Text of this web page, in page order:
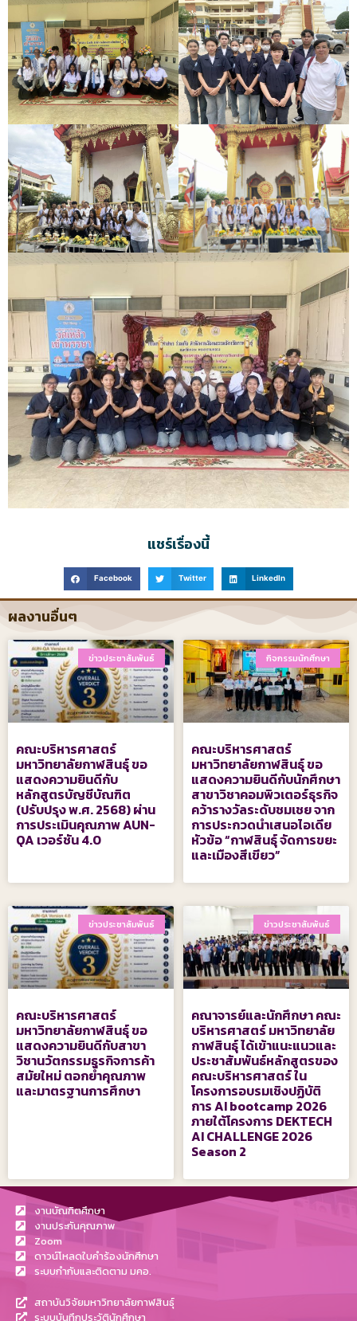
แชร์เรื่องนี้
Facebook Twitter LinkedIn
ผลงานอื่นๆ
ข่าวประชาสัมพันธ์
คณะบริหารศาสตร์
มหาวิทยาลัยกาฬสินธุ์ ขอ
แสดงความยินดีกับ
หลักสูตรบัญชีบัณฑิต
(ปรับปรุง พ.ศ. 2568) ผ่าน
การประเมินคุณภาพ AUN-
QA เวอร์ชัน 4.0
กิจกรรมนักศึกษา
คณะบริหารศาสตร์
มหาวิทยาลัยกาฬสินธุ์ ขอ
แสดงความยินดีกับนักศึกษา
สาขาวิชาคอมพิวเตอร์ธุรกิจ
คว้ารางวัลระดับชมเชย จาก
การประกวดนำเสนอไอเดีย
หัวข้อ “กาฬสินธุ์ จัดการขยะ
และเมืองสีเขียว”
ข่าวประชาสัมพันธ์
คณะบริหารศาสตร์
มหาวิทยาลัยกาฬสินธุ์ ขอ
แสดงความยินดีกับสาขา
วิชานวัตกรรมธุรกิจการค้า
สมัยใหม่ ตอกย้ำคุณภาพ
และมาตรฐานการศึกษา
ข่าวประชาสัมพันธ์
คณาจารย์และนักศึกษา คณะ
บริหารศาสตร์ มหาวิทยาลัย
กาฬสินธุ์ ได้เข้าแนะแนวและ
ประชาสัมพันธ์หลักสูตรของ
คณะบริหารศาสตร์ ใน
โครงการอบรมเชิงปฏิบัติ
การ AI bootcamp 2026
ภายใต้โครงการ DEKTECH
AI CHALLENGE 2026
Season 2
งานบัณฑิตศึกษา
งานประกันคุณภาพ
Zoom
ดาวน์โหลดใบคำร้องนักศึกษา
ระบบกำกับและติดตาม มคอ.
สถาบันวิจัยมหาวิทยาลัยกาฬสินธุ์
ระบบบันทึกประวัตินักศึกษา